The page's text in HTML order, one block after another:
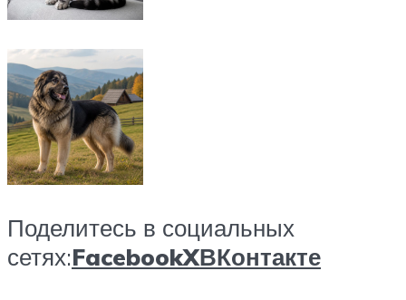
Поделитесь в социальных
сетях:FacebookXВКонтакте